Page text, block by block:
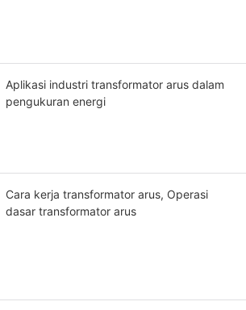
Aplikasi industri transformator arus dalam
pengukuran energi
Cara kerja transformator arus, Operasi
dasar transformator arus